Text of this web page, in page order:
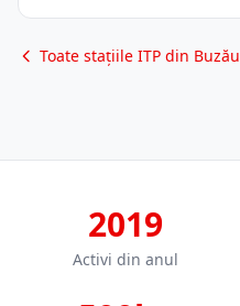
Toate stațiile ITP din Buzău
2019
Activi din anul